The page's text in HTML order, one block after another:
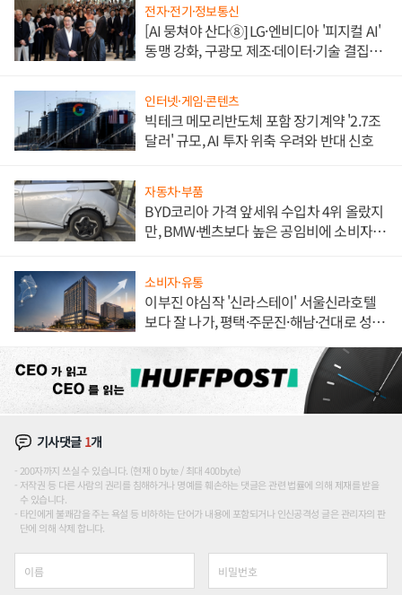
전자·전기·정보통신
[AI 뭉쳐야 산다⑧] LG·엔비디아 '피지컬 AI'
동맹 강화, 구광모 제조·데이터·기술 결집
인터넷·게임·콘텐츠
빅테크 메모리반도체 포함 장기계약 '2.7조
달러' 규모, AI 투자 위축 우려와 반대 신호
자동차·부품
BYD코리아 가격 앞세워 수입차 4위 올랐지
만, BMW·벤츠보다 높은 공임비에 소비자
소비자·유통
이부진 야심작 '신라스테이' 서울신라호텔
보다 잘 나가, 평택·주문진·해남·건대로 성
기사댓글 1개
200자까지 쓰실 수 있습니다. (현재 0 byte / 최대 400byte)
저작권 등 다른 사람의 권리를 침해하거나 명예를 훼손하는 댓글은 관련 법률에 의해 제재를 받을
수 있습니다.
타인에게 불쾌감을 주는 욕설 등 비하하는 단어가 내용에 포함되거나 인신공격성 글은 관리자의 판
단에 의해 삭제 합니다.